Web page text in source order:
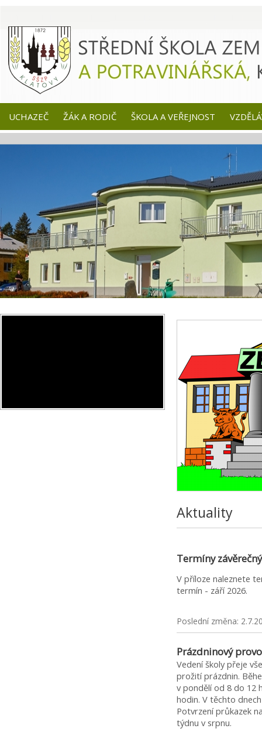
UCHAZEČ ŽÁK A RODIČ ŠKOLA A VEŘEJNOST
Aktuality
Termíny
V příloze naleznete
termín - září 2026.
Poslední změna:
Prázdninový
Vedení školy přeje
prožití prázdnin.
v pondělí od 8 do 12
hodin. V těchto
Potvrzení průkazek
týdnu v srpnu.